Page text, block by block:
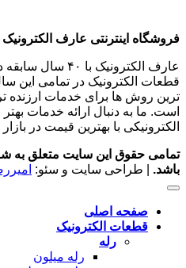
فروشگاه اینترنتی عارف الکترونیک
عارف الکترونیک
قطعات الکترونیک در تمامی این
ترین روش ها برای خدمات ارزنده
است. ما به دنبال ارائه خدمات
الکترونیکی با بهترین قیمت در
تمامی حقوق این سایت متعلق به
باشد. | طراحی سایت و سئو:
صفحه اصلی
قطعات الکترونیک
رله
رله میلون